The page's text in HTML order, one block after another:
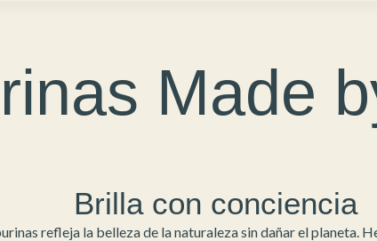
Made
Brilla con conciencia
refleja la belleza de la naturaleza sin dañar el planeta.